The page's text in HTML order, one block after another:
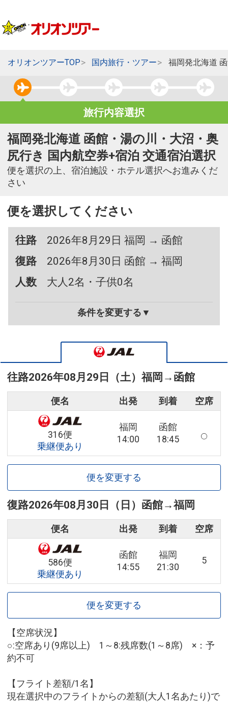
オリオンツアーTOP 国内旅行・ツアー 福岡発北海道
旅行内容選択
福岡発北海道 函館・湯の川・大沼・奥
尻行き 国内航空券+宿泊 交通宿泊選択
便を選択の上、宿泊施設・ホテル選択へお進みくだ
さい
便を選択してください
往路
2026年8月29日 福岡 → 函館
復路
2026年8月30日 函館 → 福岡
人数
大人2名・子供0名
条件を変更する▼
往路2026年08月29日（土）福岡 → 函館
便名 出発 到着 空席
316便
乗継便あり
福岡
14:00
函館
18:45
便を変更する
復路2026年08月30日（日） 函館→福岡
便名 出発 到着 空席
586便
乗継便あり
函館
14:55
福岡
21:30
5
便を変更する
【空席状況】
○:空席あり(9席以上) 1～8:残席数(1～8席) ×：予
約不可
【フライト差額/1名】
現在選択中のフライトからの差額(大人1名あたり)で